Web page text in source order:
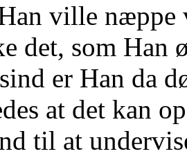
ville
det, som Han
er Han da
at det kan
til at